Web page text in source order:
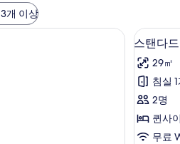
개 이상
어 스위트 | 방음 설비, 무료 WiFi, 각각 다
스
탠
다
드
더
블
6
스탠다
29㎡
침실 1
2명
퀸사
무료